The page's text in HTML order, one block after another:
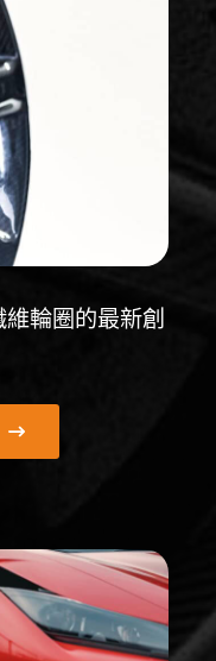
維輪圈的最新創